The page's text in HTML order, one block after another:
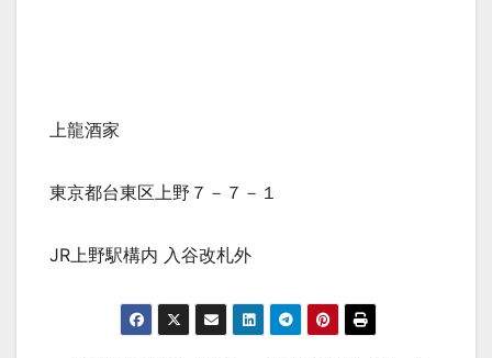
上龍酒家
東京都台東区上野７－７－１
JR上野駅構内 入谷改札外